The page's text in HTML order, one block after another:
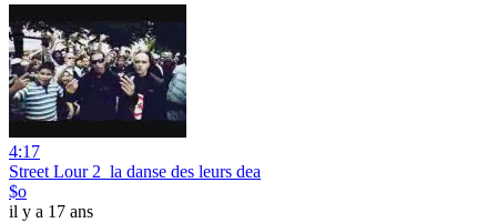
4:17
Street Lour 2_la danse des leurs dea
$o
il y a 17 ans